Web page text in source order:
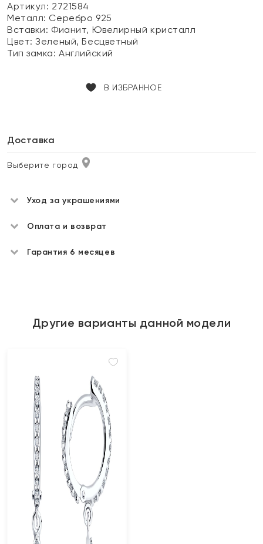
Артикул: 2721584
Металл: Серебро 925
Вставки: Фианит, Ювелирный кристалл
Цвет:Зеленый, Бесцветный
Тип замка:Английский
В ИЗБРАННОЕ
Доставка
Выберите город
Уход за украшениями
Оплата и возврат
Гарантия 6 месяцев
Другие варианты данной модели